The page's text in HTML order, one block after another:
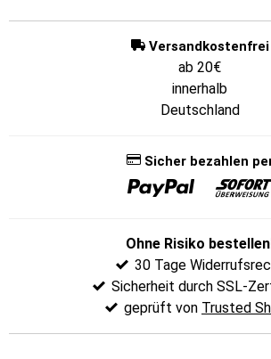
Versandkostenfrei
ab 20€
innerhalb
Deutschland
Sicher bezahlen
Ohne Risiko
30 Tage
Sicherheit durch SSL-
geprüft von Trusted